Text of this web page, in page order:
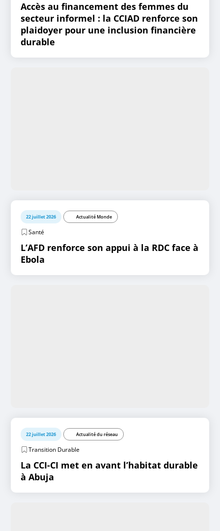
Accès au financement des femmes du
secteur informel : la CCIAD renforce son
plaidoyer pour une inclusion financière
durable
22 juillet 2026 Actualité Monde
Santé
L’AFD renforce son appui à la RDC face à
Ebola
22 juillet 2026 Actualité du réseau
Transition Durable
La CCI-CI met en avant l’habitat durable
à Abuja